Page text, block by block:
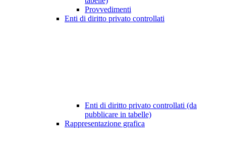
Provvedimenti
Enti di diritto privato controllati
Enti di diritto privato controllati (da
pubblicare in tabelle)
Rappresentazione grafica